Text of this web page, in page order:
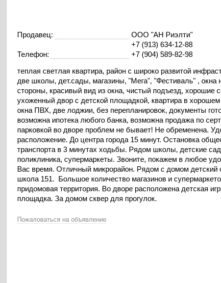
Продавец: ООО "АН Риэлти"
Телефон:
+7 (913) 634-12-88
+7 (904) 589-82-98
теплая светлая квартира, район с широко развитой
две школы, дет.сады, магазины, "Мега", "Фестиваль" , окна
стороны, красивый вид из окна, чистый подъезд, хорошие
ухоженный двор с детской площадкой, квартира в хорошем
окна ПВХ, две лоджии, без перепланировок, документы
возможна ипотека любого банка, возможна продажа по
парковкой во дворе проблем не бывает! Не обременена.
расположение. До центра города 15 минут. Остановка
транспорта в 3 минутах ходьбы. Рядом школы, детские
поликлиника, супермаркеты. Звоните, покажем в любое
Вас время. Отличный микрорайон. Рядом с домом детский
школа 151. Большое количество магазинов и
придомовая территория. Во дворе расположена детская
площадка. За домом сквер для прогулок.
Пожаловаться на объявление